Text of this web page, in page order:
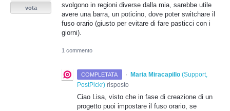
svolgono in regioni diverse dalla mia, sarebbe utile
avere una barra, un poticino, dove poter switchare il
fuso orario (giusto per evitare di fare pasticci con i
giorni).
vota
1 commento
COMPLETATA · Maria Miracapillo (Support,
PostPickr) risposto
Ciao Lisa, visto che in fase di creazione di un
progetto puoi impostare il fuso orario, se